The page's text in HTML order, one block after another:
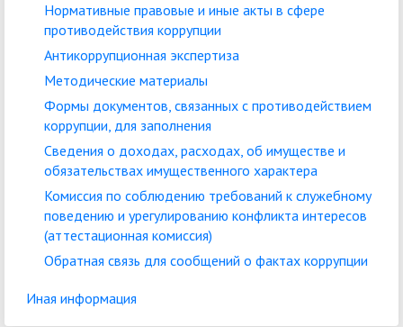
Нормативные правовые и иные акты в сфере
противодействия коррупции
Антикоррупционная экспертиза
Методические материалы
Формы документов, связанных с противодействием
коррупции, для заполнения
Сведения о доходах, расходах, об имуществе и
обязательствах имущественного характера
Комиссия по соблюдению требований к служебному
поведению и урегулированию конфликта интересов
(аттестационная комиссия)
Обратная связь для сообщений о фактах коррупции
Иная информация